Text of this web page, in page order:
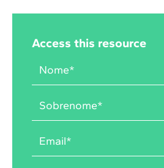
Access this resource